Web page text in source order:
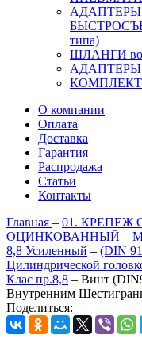
АДАПТЕРЫ
типа)
ШЛАНГИ
О компании
Оплата
Доставка
Гарантия
Распродажа
Статьи
Контакты
Главная – 01. КРЕПЕЖ
ОЦИНКОВАННЫЙ –
8,8 Усиленный – (DIN
Цилиндрической
Клас пр.8,8 – Винт
Внутренним
Поделиться: